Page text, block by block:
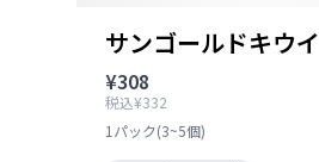
サンゴールドキウイ
¥308
税込¥332
1パック(3~5個)